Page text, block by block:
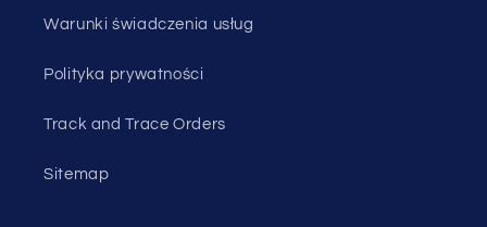
Warunki świadczenia usług
Polityka prywatności
Track and Trace Orders
Sitemap